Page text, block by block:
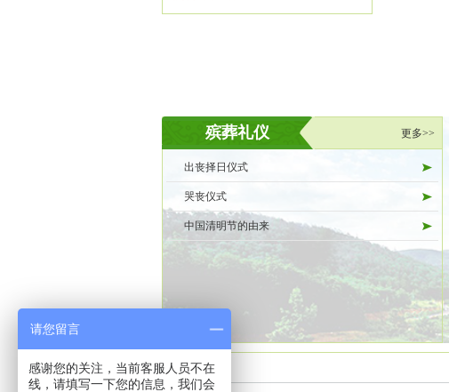
殡葬礼仪 更多>>
出丧择日仪式
哭丧仪式
中国清明节的由来
陵园景观
请您留言
感谢您的关注，当前客服人员不在
线，请填写一下您的信息，我们会